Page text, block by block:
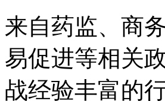
来自药监、商
易促进等相关
战经验丰富的